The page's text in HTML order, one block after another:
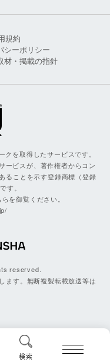
検索
規約
シーポリシー
材・掲載の指針
を取得したサービスです。
ービスが、著作権者からコン
ることを示す登録商標（登録
す。
を御覧ください。
reserved.
ます。無断複製転載放送等は